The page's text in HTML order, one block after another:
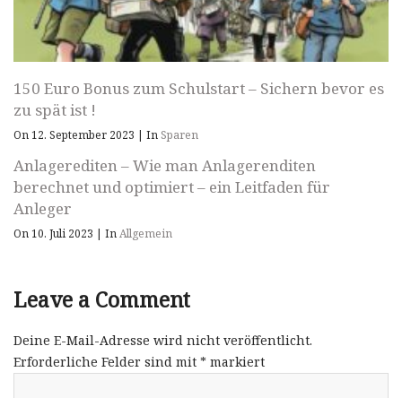
150 Euro Bonus zum Schulstart – Sichern bevor es
zu spät ist !
On 12. September 2023 | InSparen
Anlagerediten – Wie man Anlagerenditen
berechnet und optimiert – ein Leitfaden für
Anleger
On 10. Juli 2023 | InAllgemein
Leave a Comment
Deine E-Mail-Adresse wird nicht veröffentlicht.
Erforderliche Felder sind mit * markiert